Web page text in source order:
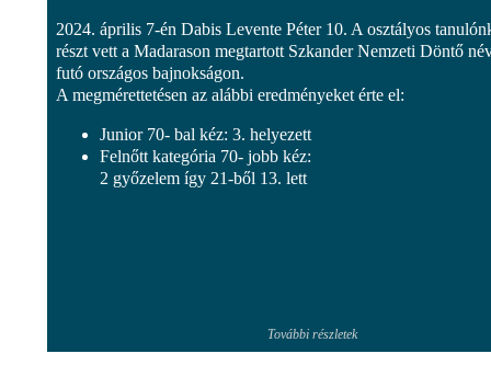
2024. április 7-én Dabis Levente Péter 10. A osztályos
részt vett a Madarason megtartott Szkander Nemzeti Döntő
futó országos bajnokságon.
A megmérettetésen az alábbi eredményeket érte el:
Junior 70- bal kéz: 3. helyezett
Felnőtt kategória 70- jobb kéz:
2 győzelem így 21-ből 13. lett
További részletek